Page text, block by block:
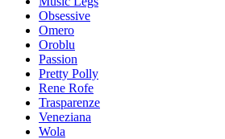
Obsessive
Omero
Oroblu
Passion
Pretty Polly
Rene Rofe
Trasparenze
Veneziana
Wola